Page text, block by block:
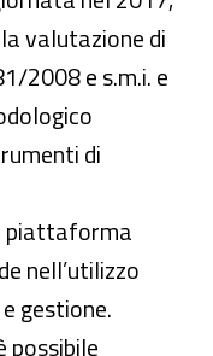
valutazione di
2008 e s.m.i. e
di
piattaforma
nell’utilizzo
gestione.
possibile